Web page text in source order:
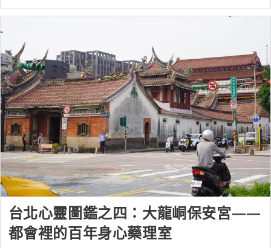
台北心靈圖鑑之四：大龍峒保安宮——
都會裡的百年身心藥理室